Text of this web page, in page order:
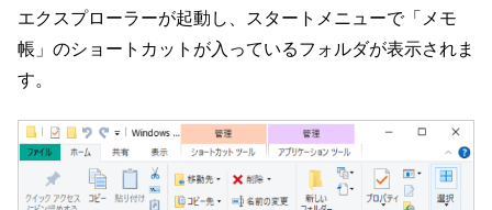
エクスプローラーが起動し、スタートメニューで「メモ
帳」のショートカットが入っているフォルダが表示されま
す。